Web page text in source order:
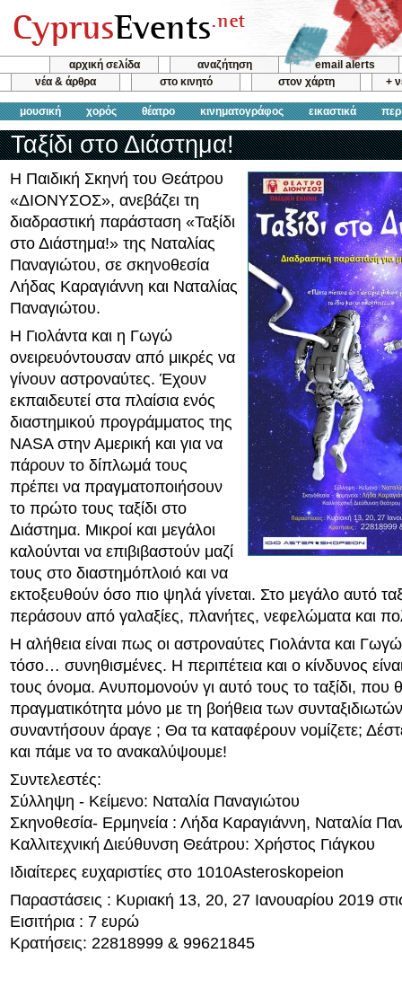
αρχική σελίδα αναζήτηση
email alerts
νέα & άρθρα
στο κινητό στον χάρτη +
μουσική χορός θέατρο κινηματογράφος εικαστικά
Ταξίδι στο Διάστημα!
Η Παιδική Σκηνή του Θεάτρου
«ΔΙΟΝΥΣΟΣ», ανεβάζει τη
διαδραστική παράσταση «Ταξίδι
στο Διάστημα!» της Ναταλίας
Παναγιώτου, σε σκηνοθεσία
Λήδας Καραγιάννη και Ναταλίας
Παναγιώτου.
Η Γιολάντα και η Γωγώ
ονειρευόντουσαν από μικρές να
γίνουν αστροναύτες. Έχουν
εκπαιδευτεί στα πλαίσια ενός
διαστημικού προγράμματος της
NASA στην Αμερική και για να
πάρουν το δίπλωμά τους
πρέπει να πραγματοποιήσουν
το πρώτο τους ταξίδι στο
Διάστημα. Μικροί και μεγάλοι
καλούνται να επιβιβαστούν μαζί
τους στο διαστημόπλοιό και να
εκτοξευθούν όσο πιο ψηλά γίνεται. Στο μεγάλο αυτό
περάσουν από γαλαξίες, πλανήτες, νεφελώματα και
Η αλήθεια είναι πως οι αστροναύτες Γιολάντα και Γωγώ
τόσο… συνηθισμένες. Η περιπέτεια και ο κίνδυνος
τους όνομα. Ανυπομονούν γι αυτό τους το ταξίδι, που
πραγματικότητα μόνο με τη βοήθεια των
συναντήσουν άραγε ; Θα τα καταφέρουν νομίζετε;
και πάμε να το ανακαλύψουμε!
Συντελεστές:
Σύλληψη - Κείμενο: Ναταλία Παναγιώτου
Σκηνοθεσία- Ερμηνεία : Λήδα Καραγιάννη, Ναταλία
Καλλιτεχνική Διεύθυνση Θεάτρου: Χρήστος Γιάγκου
Ιδιαίτερες ευχαριστίες στο 1010Asteroskopeion
Παραστάσεις : Κυριακή 13, 20, 27 Ιανουαρίου 2019
Εισιτήρια : 7 ευρώ
Κρατήσεις: 22818999 & 99621845